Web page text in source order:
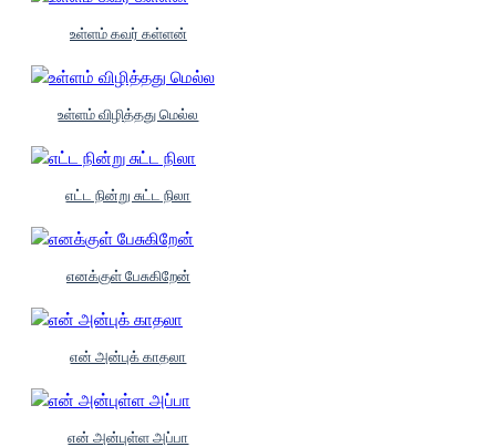
உள்ளம் கவர் கள்ளன்
உள்ளம் விழித்தது மெல்ல
எட்ட நின்று சுட்ட நிலா
எனக்குள் பேசுகிறேன்
என் அன்புக் காதலா
என் அன்புள்ள அப்பா